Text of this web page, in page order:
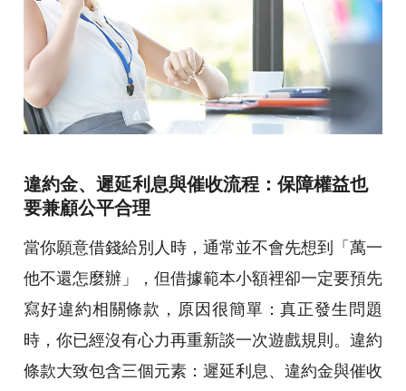
違約金、遲延利息與催收流程：保障權益也
要兼顧公平合理
當你願意借錢給別人時，通常並不會先想到「萬一
他不還怎麼辦」，但借據範本小額裡卻一定要預先
寫好違約相關條款，原因很簡單：真正發生問題
時，你已經沒有心力再重新談一次遊戲規則。違約
條款大致包含三個元素：遲延利息、違約金與催收